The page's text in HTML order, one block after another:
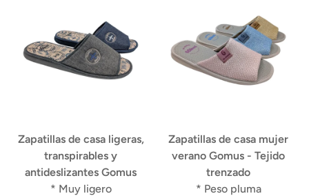
Zapatillas de casa ligeras,
transpirables y
antideslizantes Gomus
* Muy ligero
Zapatillas de casa mujer
verano Gomus - Tejido
trenzado
* Peso pluma